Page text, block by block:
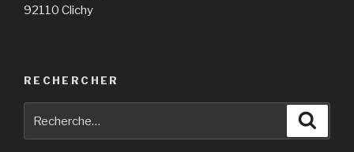
92110 Clichy
RECHERCHER